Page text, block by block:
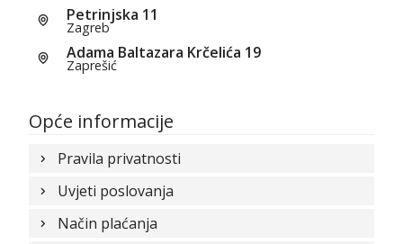
Petrinjska 11
Zagreb
Adama Baltazara Krčelića 19
Zaprešić
Opće informacije
Pravila privatnosti
Uvjeti poslovanja
Način plaćanja